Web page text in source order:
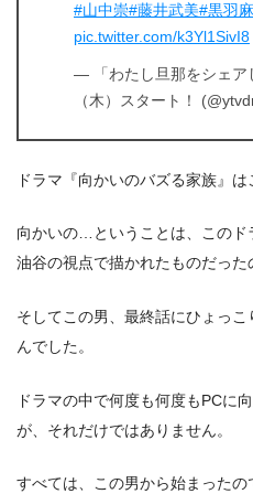
#山中崇#藤井武美#黒羽
pic.twitter.com/k3Yl1SivI8
— 「わたし旦那をシェア
（木）スタート！
ドラマ『向かいのバズる家族』は
向かいの…ということは、このド
油谷の視点で描かれたものだった
そしてこの男、最終話にひょっ
んでした。
ドラマの中で何度も何度もPCに
が、それだけではありません。
すべては、この男から始まったの